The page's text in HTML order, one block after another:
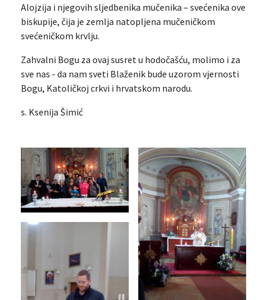
Alojzija i njegovih sljedbenika mučenika – svećenika ove
biskupije, čija je zemlja natopljena mučeničkom
svećeničkom krvlju.
Zahvalni Bogu za ovaj susret u hodočašću, molimo i za
sve nas - da nam sveti Blaženik bude uzorom vjernosti
Bogu, Katoličkoj crkvi i hrvatskom narodu.
s. Ksenija Šimić